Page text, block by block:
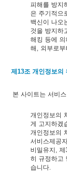
피해를 방지
은 주기적으
백신이 나오
것을 방지하
해킹 등에
해, 외부로부
제13조 개인정보의
본 사이트는 서비
개인정보의
게 고지하겠
개인정보의
서비스제공
비밀유지,
히 규정하고
습니다.